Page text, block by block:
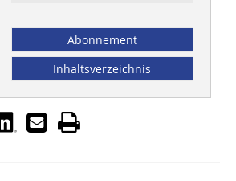
Abonnement
Inhaltsverzeichnis